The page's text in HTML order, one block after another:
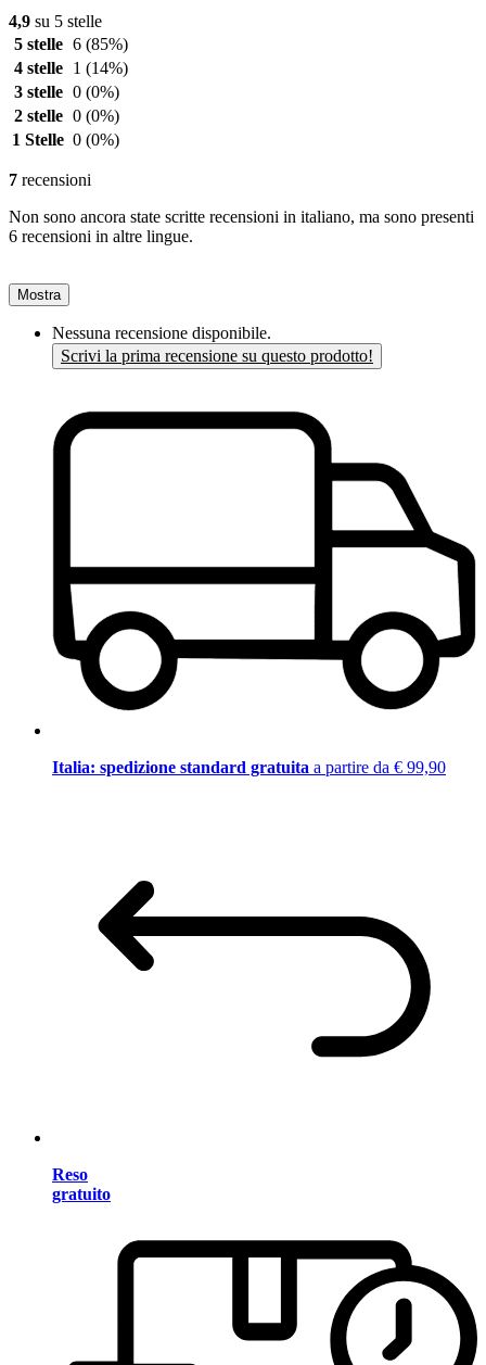
4,9 su 5 stelle
5 stelle 6 (85%)
4 stelle
1 (14%)
3 stelle 0 (0%)
2 stelle 0 (0%)
1 Stelle 0 (0%)
7 recensioni
Non sono ancora state scritte recensioni in italiano, ma sono presenti
6 recensioni in altre lingue.
Mostra
Nessuna recensione disponibile.
Scrivi la prima recensione su questo prodotto!
Italia: spedizione standard gratuita a partire da € 99,90
Reso
gratuito